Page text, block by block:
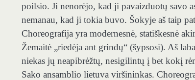
poilsio. Ji nenorėjo, kad ji pavaizduotų savo
nemanau, kad ji tokia buvo. Šokyje aš taip
Choreografija yra modernesnė, statiškesnė
Žemaitė „riedėja ant grindų“ (šypsosi). Aš
niekas jų neapibrėžtų, nesigilintų į bet kokį
Sako ansamblio lietuva viršininkas.